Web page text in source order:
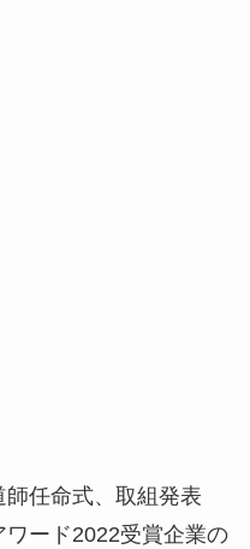
師任命式、取組発表
ワード2022受賞企業の